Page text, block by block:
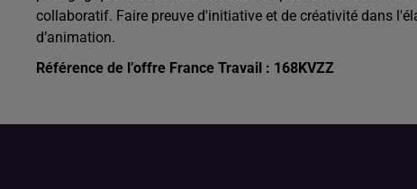
collaboratif. Faire preuve d'initiative et de créativité dans
d’animation.
Référence de l’offre France Travail : 168KVZZ